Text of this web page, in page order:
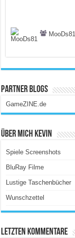
MooDs81
Partner Blogs
GameZINE.de
Über Mich Kevin
Spiele Screenshots
BluRay Filme
Lustige Taschenbücher
Wunschzettel
Letzten Kommentare